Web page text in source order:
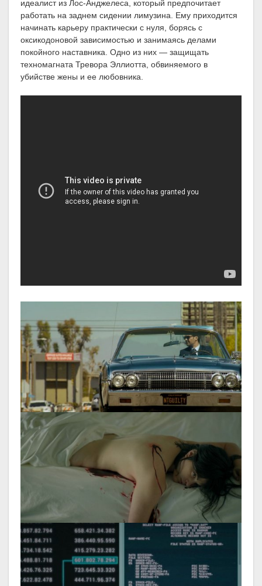
идеалист из Лос-Анджелеса, который предпочитает
работать на заднем сидении лимузина. Ему приходится
начинать карьеру практически с нуля, борясь с
оксикодоновой зависимостью и занимаясь делами
покойного наставника. Одно из них — защищать
техномагната Тревора Эллиотта, обвиняемого в
убийстве жены и ее любовника.